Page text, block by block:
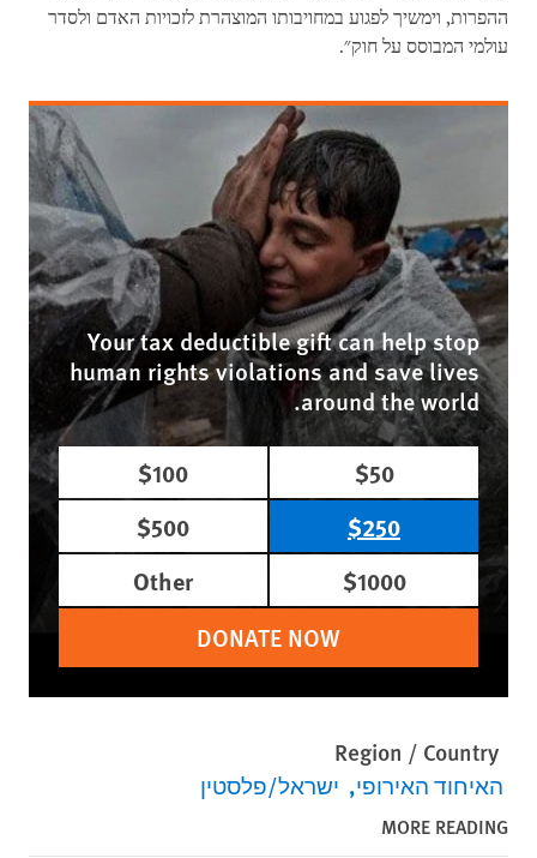
ההפרות, וימשיך לפגוע במחויבותו המוצהרת לזכויות האדם ולסדר
עולמי המבוסס על חוק".
Your tax deductible gift can help stop
human rights violations and save lives
around the world.
$50
$100
$250
$500
$1000
Other
DONATE NOW
Region / Country
האיחוד האירופי ישראל/פלסטין
MORE READING